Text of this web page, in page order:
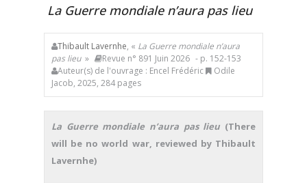
La Guerre mondiale n’aura pas lieu
Thibault Lavernhe, « La Guerre mondiale n’aura
pas lieu» Revue n° 891 Juin 2026 - p. 152-153
Auteur(s) de l'ouvrage : Encel Frédéric
Odile
Jacob, 2025, 284 pages
La Guerre mondiale n’aura pas lieu (There
will be no world war, reviewed by Thibault
Lavernhe)